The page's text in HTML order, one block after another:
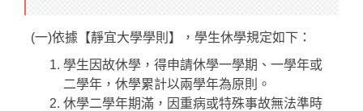
(一)依據【靜宜大學學則】，學生休學規定如下：
學生因故休學，得申請休學一學期、一學年或
二學年，休學累計以兩學年為原則。
休學二學年期滿，因重病或特殊事故無法準時